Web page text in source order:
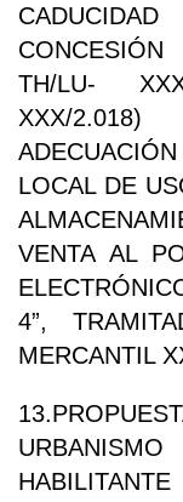
TH/LU-
XXX/
LOCAL DE
VENTA AL
4”,
MERCANTIL